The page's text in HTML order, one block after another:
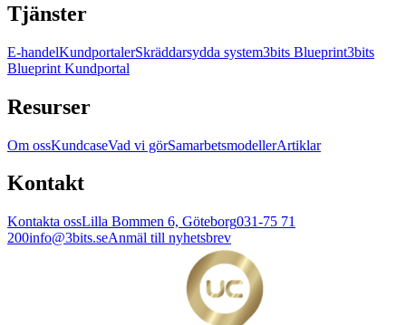
Tjänster
E-handelKundportalerSkräddarsydda system3bits Blueprint3bits
Blueprint Kundportal
Resurser
Om ossKundcaseVad vi görSamarbetsmodellerArtiklar
Kontakt
Kontakta ossLilla Bommen 6, Göteborg031-75 71
200info@3bits.seAnmäl till nyhetsbrev